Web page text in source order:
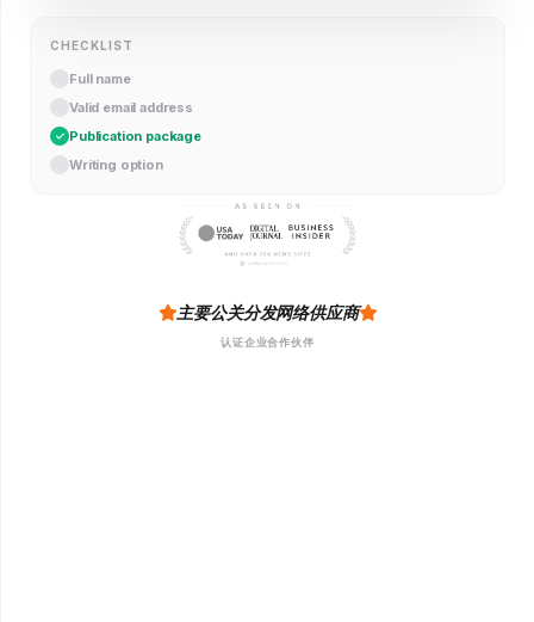
CHECKLIST
Full name
Valid email address
Publication package
Writing option
主要公关分发网络供应商
认证企业合作伙伴